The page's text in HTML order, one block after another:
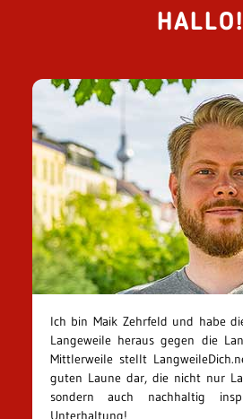
HALLO!
Ich bin Maik Zehrfeld und habe
Langeweile heraus gegen die
Mittlerweile stellt
guten Laune dar, die nicht nur
sondern auch nachhaltig
Unterhaltung!